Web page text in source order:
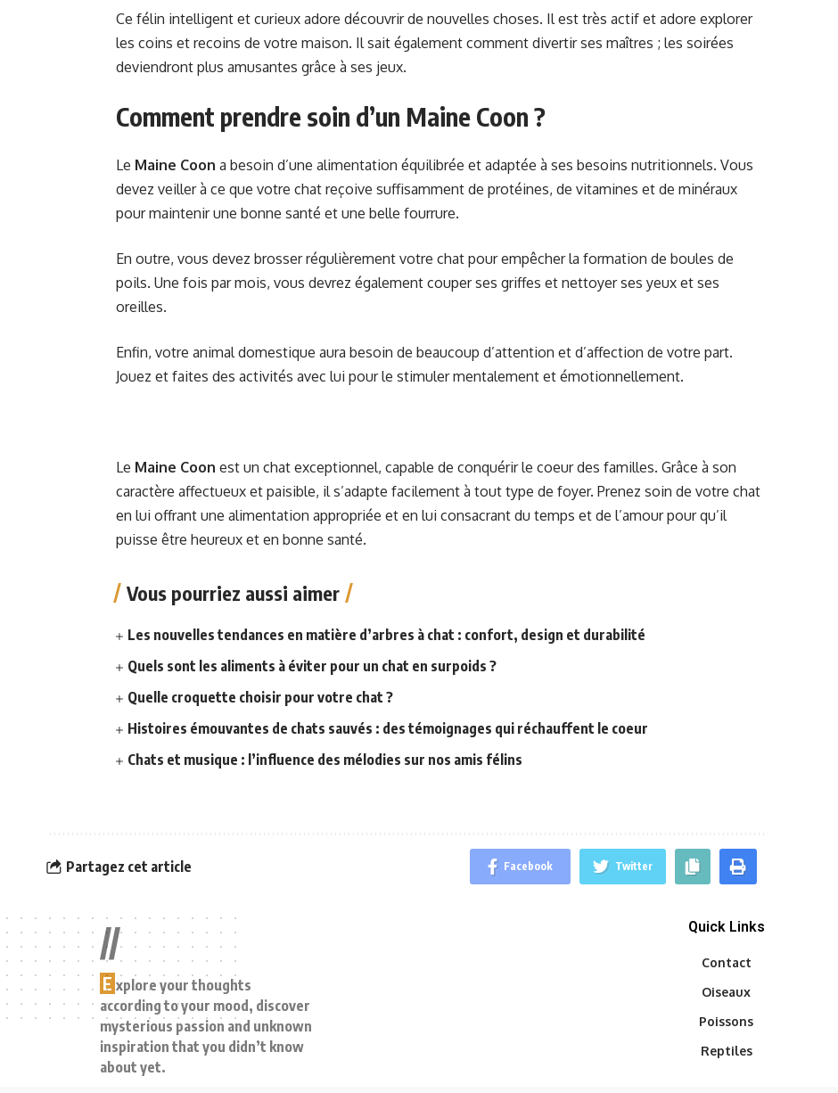
Ce félin intelligent et curieux adore découvrir de nouvelles choses. Il est très actif et adore explorer
les coins et recoins de votre maison. Il sait également comment divertir ses maîtres ; les soirées
deviendront plus amusantes grâce à ses jeux.
Comment prendre soin d’un Maine Coon ?
Le Maine Coon a besoin d’une alimentation équilibrée et adaptée à ses besoins nutritionnels. Vous
devez veiller à ce que votre chat reçoive suffisamment de protéines, de vitamines et de minéraux
pour maintenir une bonne santé et une belle fourrure.
En outre, vous devez brosser régulièrement votre chat pour empêcher la formation de boules de
poils. Une fois par mois, vous devrez également couper ses griffes et nettoyer ses yeux et ses
oreilles.
Enfin, votre animal domestique aura besoin de beaucoup d’attention et d’affection de votre part.
Jouez et faites des activités avec lui pour le stimuler mentalement et émotionnellement.
Le Maine Coon est un chat exceptionnel, capable de conquérir le coeur des familles. Grâce à son
caractère affectueux et paisible, il s’adapte facilement à tout type de foyer. Prenez soin de votre chat
en lui offrant une alimentation appropriée et en lui consacrant du temps et de l’amour pour qu’il
puisse être heureux et en bonne santé.
Vous pourriez aussi aimer
Les nouvelles tendances en matière d’arbres à chat : confort, design et durabilité
Quels sont les aliments à éviter pour un chat en surpoids ?
Quelle croquette choisir pour votre chat ?
Histoires émouvantes de chats sauvés : des témoignages qui réchauffent le coeur
Chats et musique : l’influence des mélodies sur nos amis félins
Partagez cet article Facebook Twitter
//
E xplore your thoughts
according to your mood, discover
mysterious passion and unknown
inspiration that you didn’t know
about yet.
Quick Links
Contact
Oiseaux
Poissons
Reptiles